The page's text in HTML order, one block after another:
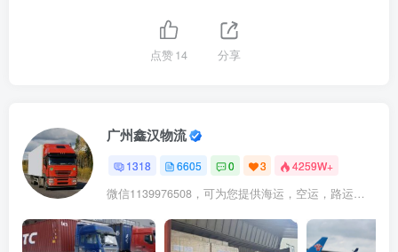
点赞14 分享
广州鑫汉物流
1318 6605 0 3 4259W+
微信1139976508，可为您提供海运，空运，路运，铁路运输